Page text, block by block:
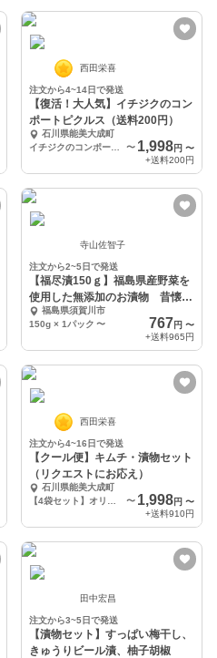
西田栄喜
注文から4~14日で発送
【復活！大人気】イチジクのコン
ポートピクルス（送料200円）
石川県能美大成町
イチジクのコンポートピクルス×2 りんごとビーツのピクルス×2
〜 1,998円 〜
+送料200円
寺山佐智子
注文から2~5日で発送
【福尽漬150ｇ】福島県産野菜を
使用した無添加のお漬物 昔懐か
しの味
福島県須賀川市
150g × 1パック 〜 767円 〜
+送料965円
西田栄喜
注文から4~16日で発送
【クール便】キムチ・漬物セット
（リクエストにお応え）
石川県能美大成町
〜 1,998円 〜
+送料910円
田中宏昌
注文から3~5日で発送
【漬物セット】すっぱい梅干し、
きゅうりビール漬、柚子胡椒